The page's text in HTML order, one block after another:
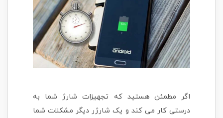
اگر مطمئن هستید که تجهیزات شارژ شما به
درستی کار می کند و یک شارژر دیگر مشکلات شما